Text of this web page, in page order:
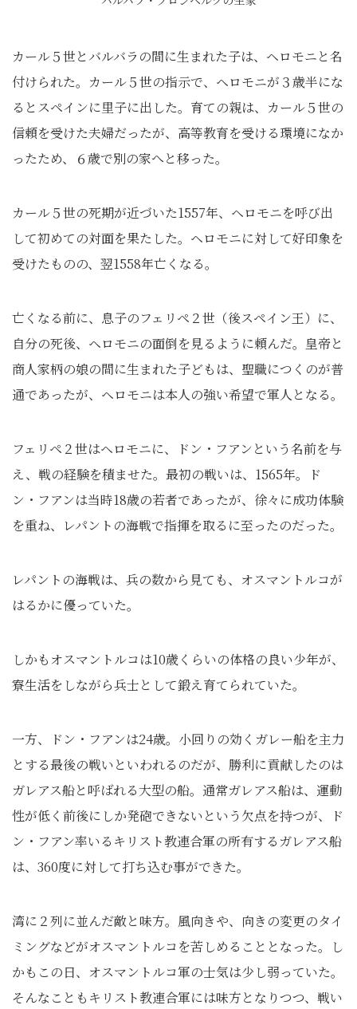
カール５世とバルバラの間に生まれた子は、ヘロモニと名
付けられた。カール５世の指示で、ヘロモニが３歳半にな
るとスペインに里子に出した。育ての親は、カール５世の
信頼を受けた夫婦だったが、高等教育を受ける環境になか
ったため、６歳で別の家へと移った。
カール５世の死期が近づいた1557年、ヘロモニを呼び出
して初めての対面を果たした。ヘロモニに対して好印象を
受けたものの、翌1558年亡くなる。
亡くなる前に、息子のフェリペ２世（後スペイン王）に、
自分の死後、ヘロモニの面倒を見るように頼んだ。皇帝と
商人家柄の娘の間に生まれた子どもは、聖職につくのが普
通であったが、ヘロモニは本人の強い希望で軍人となる。
フェリペ２世はヘロモニに、ドン・フアンという名前を与
え、戦の経験を積ませた。最初の戦いは、1565年。ド
ン・フアンは当時18歳の若者であったが、徐々に成功体験
を重ね、レパントの海戦で指揮を取るに至ったのだった。
レパントの海戦は、兵の数から見ても、オスマントルコが
はるかに優っていた。
しかもオスマントルコは10歳くらいの体格の良い少年が、
寮生活をしながら兵士として鍛え育てられていた。
一方、ドン・フアンは24歳。小回りの効くガレー船を主力
とする最後の戦いといわれるのだが、勝利に貢献したのは
ガレアス船と呼ばれる大型の船。通常ガレアス船は、運動
性が低く前後にしか発砲できないという欠点を持つが、ド
ン・フアン率いるキリスト教連合軍の所有するガレアス船
は、360度に対して打ち込む事ができた。
湾に２列に並んだ敵と味方。風向きや、向きの変更のタイ
ミングなどがオスマントルコを苦しめることとなった。し
かもこの日、オスマントルコ軍の士気は少し弱っていた。
そんなこともキリスト教連合軍には味方となりつつ、戦い